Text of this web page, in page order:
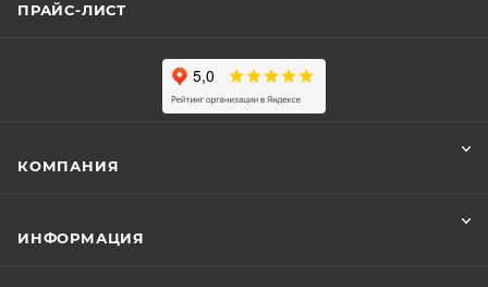
ПРАЙС-ЛИСТ
КОМПАНИЯ
ИНФОРМАЦИЯ